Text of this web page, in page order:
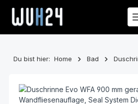
Zum Hauptinhalt springen
Du bist hier: Home Bad